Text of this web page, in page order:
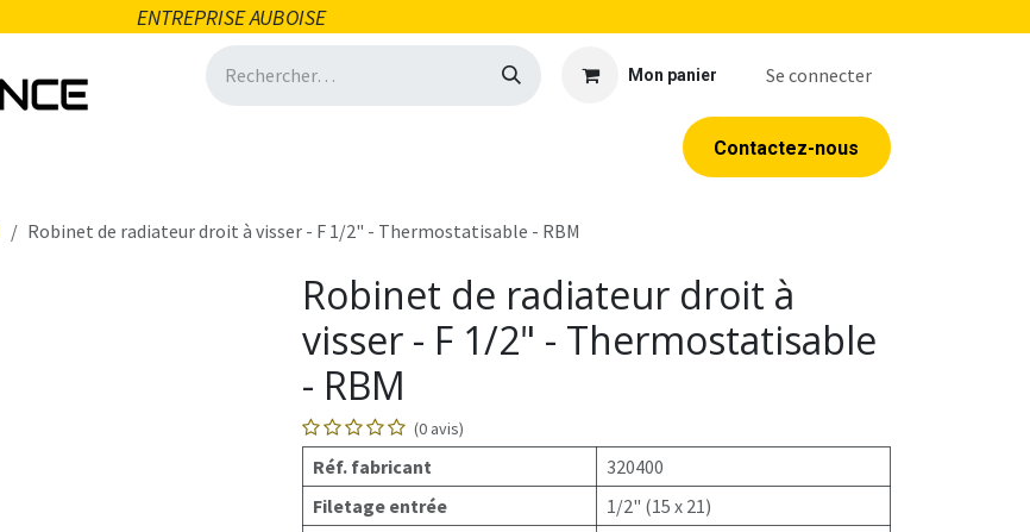
ENTREPRISE AUBOISE
Mon panier Se connecter
Outillage Formations
Contacte​​​​z​​​​​​​​-​​nous
Robinet de radiateur droit à visser - F 1/2" - Thermostatisable - RBM
Robinet de radiateur droit à
visser - F 1/2" - Thermostatisable
- RBM
(0 avis)
Réf. fabricant
320400
Filetage entrée
1/2" (15 x 21)